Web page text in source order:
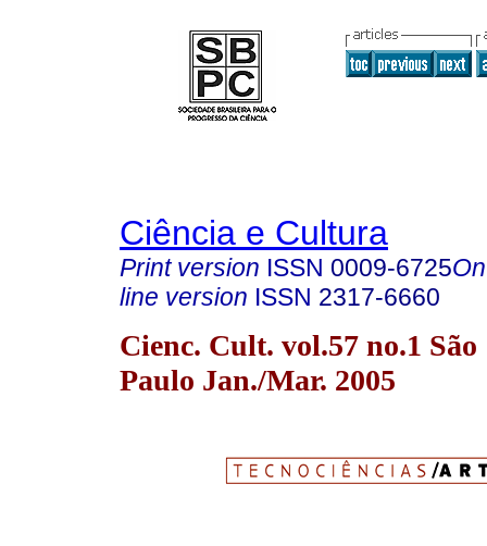
Ciência e Cultura
Print version ISSN 0009-6725
line version ISSN 2317-6660
Cienc. Cult. vol.57 no.1 São
Paulo Jan./Mar. 2005